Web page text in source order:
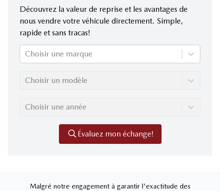
Découvrez la valeur de reprise et les avantages de
nous vendre votre véhicule directement. Simple,
rapide et sans tracas!
Choisir une marque
Choisir un modèle
Choisir une année
Évaluez mon échange!
Malgré notre engagement à garantir l'exactitude des